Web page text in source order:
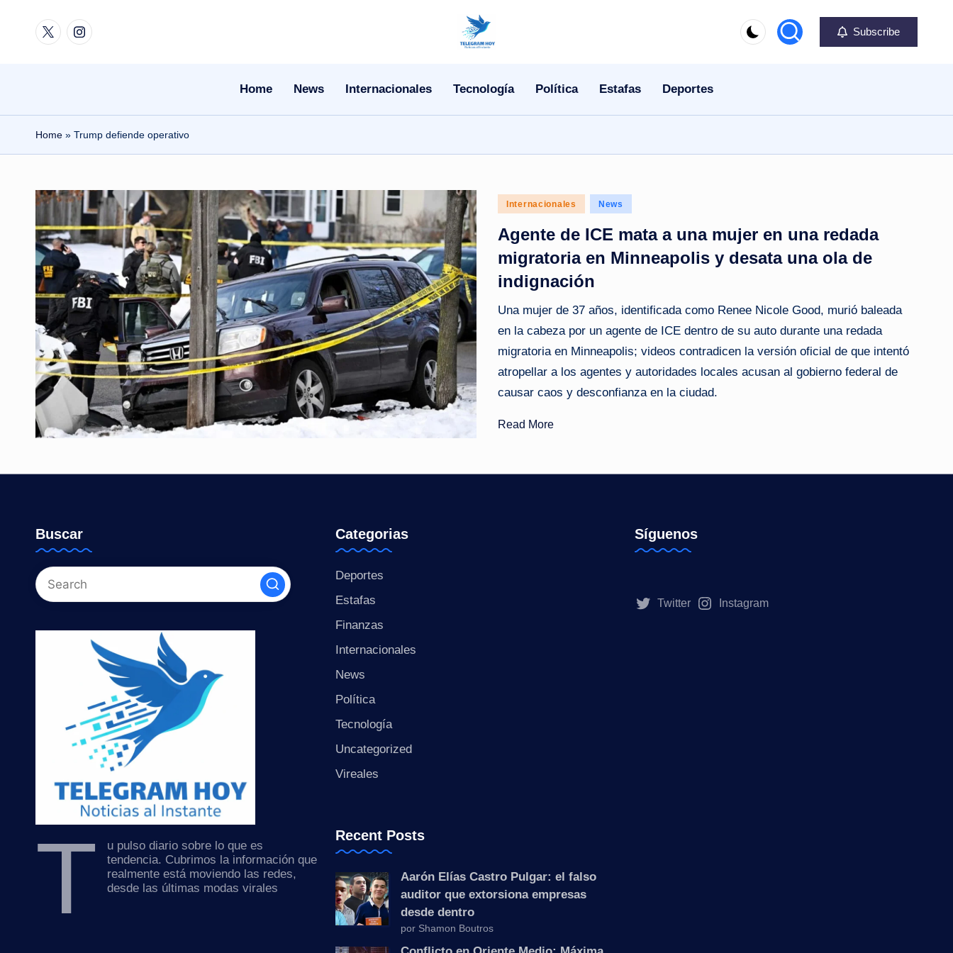
TwitterInstagram
N
e
l
e
|
N
o
ti
c
Subscribe
Home News Internacionales Tecnología Política Estafas Deportes
Home » Trump defiende operativo
Posted
Internacionales News
Agente de ICE mata a una mujer en una redada
migratoria en Minneapolis y desata una ola de
indignación
Una mujer de 37 años, identificada como Renee Nicole Good, murió baleada
en la cabeza por un agente de ICE dentro de su auto durante una redada
migratoria en Minneapolis; videos contradicen la versión oficial de que intentó
atropellar a los agentes y autoridades locales acusan al gobierno federal de
causar caos y desconfianza en la ciudad.
Read More
Buscar
T
u pulso diario sobre lo que es
tendencia. Cubrimos la información que
realmente está moviendo las redes,
desde las últimas modas virales
Categorias
Deportes
Estafas
Finanzas
Internacionales
News
Política
Tecnología
Uncategorized
Vireales
Recent Posts
Aarón Elías Castro Pulgar: el falso
auditor que extorsiona empresas
desde dentro
por Shamon Boutros
Síguenos
Twitter Instagram